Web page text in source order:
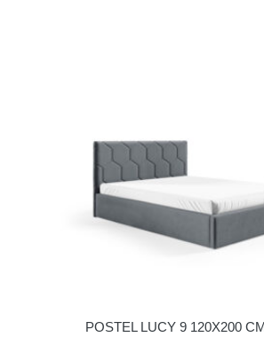
POSTEL LUCY 9 120X200